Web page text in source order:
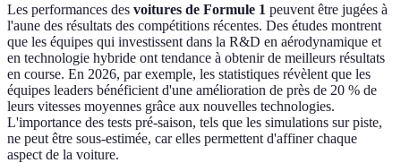
Les performances des voitures de Formule 1 peuvent être jugées à
l'aune des résultats des compétitions récentes. Des études montrent
que les équipes qui investissent dans la R&D en aérodynamique et
en technologie hybride ont tendance à obtenir de meilleurs résultats
en course. En 2026, par exemple, les statistiques révèlent que les
équipes leaders bénéficient d'une amélioration de près de 20 % de
leurs vitesses moyennes grâce aux nouvelles technologies.
L'importance des tests pré-saison, tels que les simulations sur piste,
ne peut être sous-estimée, car elles permettent d'affiner chaque
aspect de la voiture.